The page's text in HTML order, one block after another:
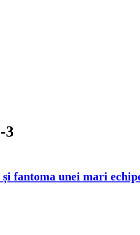
3
fantoma unei mari